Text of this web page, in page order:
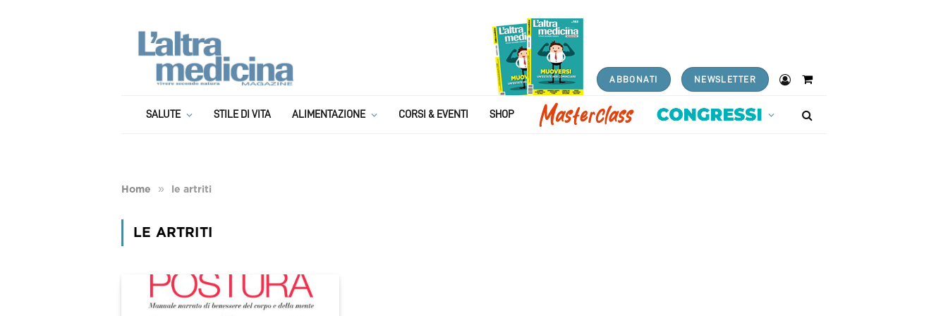
ABBONATI NEWSLETTER
Shopping
SALUTE STILE DI VITA ALIMENTAZIONE CORSI & EVENTI SHOP
Home » le artriti
LE ARTRITI